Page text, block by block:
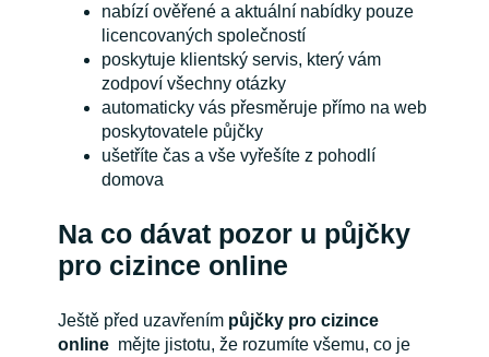
nabízí ověřené a aktuální nabídky pouze
licencovaných společností
poskytuje klientský servis, který vám
zodpoví všechny otázky
automaticky vás přesměruje přímo na web
poskytovatele půjčky
ušetříte čas a vše vyřešíte z pohodlí
domova
Na co dávat pozor u půjčky
pro cizince online
Ještě před uzavřením půjčky pro cizince
online mějte jistotu, že rozumíte všemu, co je